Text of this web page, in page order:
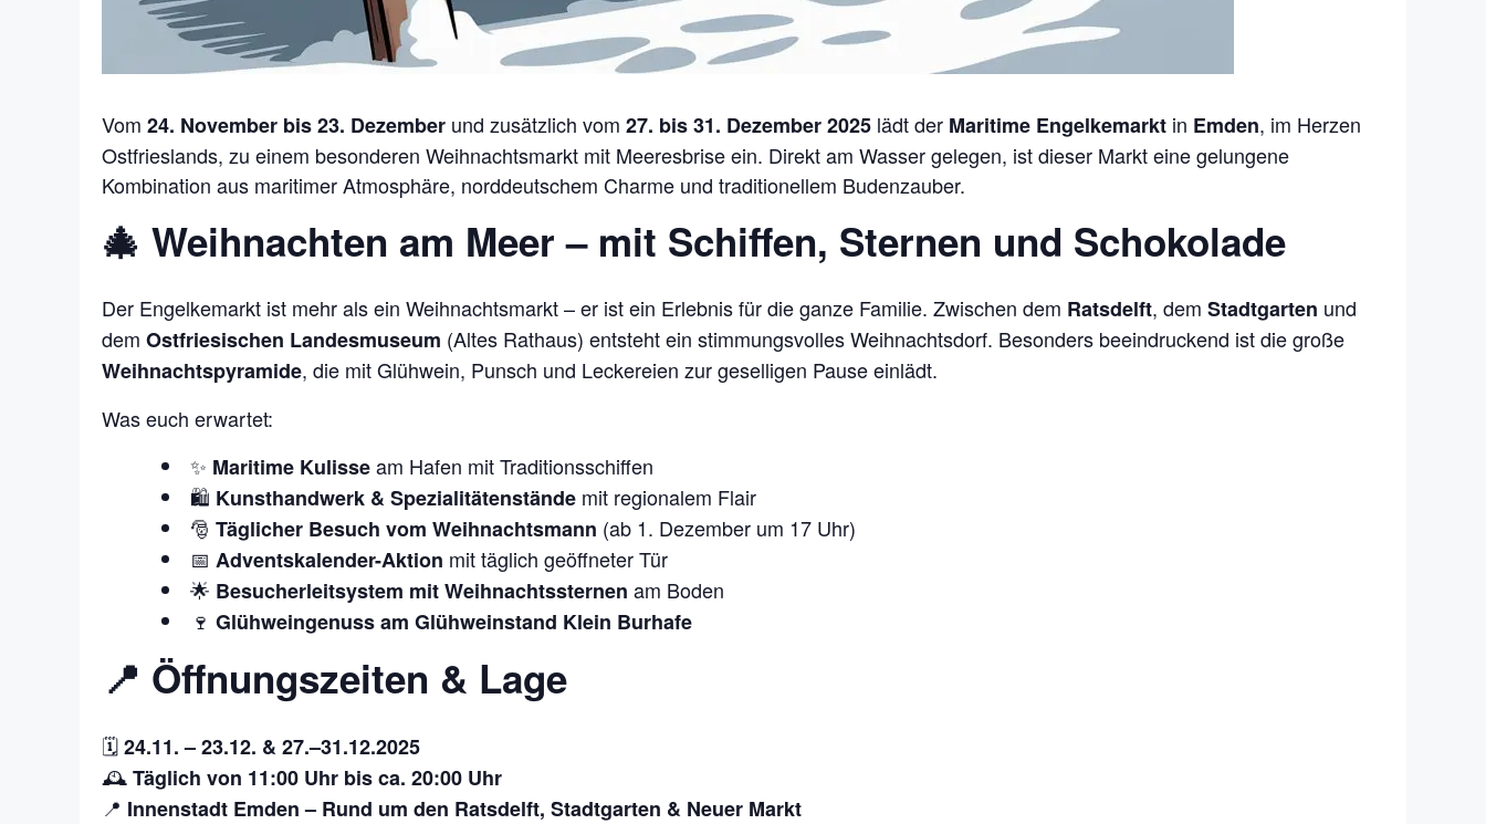
Vom 24. November bis 23. Dezember und zusätzlich vom 27. bis 31. Dezember 2025 lädt der Maritime Engelkemarkt in Emden, im Herzen
Ostfrieslands, zu einem besonderen Weihnachtsmarkt mit Meeresbrise ein. Direkt am Wasser gelegen, ist dieser Markt eine gelungene
Kombination aus maritimer Atmosphäre, norddeutschem Charme und traditionellem Budenzauber.
🎄 Weihnachten am Meer – mit Schiffen, Sternen und Schokolade
Der Engelkemarkt ist mehr als ein Weihnachtsmarkt – er ist ein Erlebnis für die ganze Familie. Zwischen dem Ratsdelft, dem Stadtgarten und
dem Ostfriesischen Landesmuseum (Altes Rathaus) entsteht ein stimmungsvolles Weihnachtsdorf. Besonders beeindruckend ist die große
Weihnachtspyramide, die mit Glühwein, Punsch und Leckereien zur geselligen Pause einlädt.
Was euch erwartet:
✨ Maritime Kulisseam Hafen mit Traditionsschiffen
🛍️ Kunsthandwerk & Spezialitätenstände mit regionalem Flair
🎅 Täglicher Besuch vom Weihnachtsmann (ab 1. Dezember um 17 Uhr)
📅 Adventskalender-Aktion mit täglich geöffneter Tür
🌟 Besucherleitsystem mit Weihnachtssternen am Boden
🍷 Glühweingenuss am Glühweinstand Klein Burhafe
📍 Öffnungszeiten & Lage
🗓️24.11. – 23.12. & 27.–31.12.2025
🕰️Täglich von 11:00 Uhr bis ca. 20:00 Uhr
📍 Innenstadt Emden – Rund um den Ratsdelft, Stadtgarten & Neuer Markt